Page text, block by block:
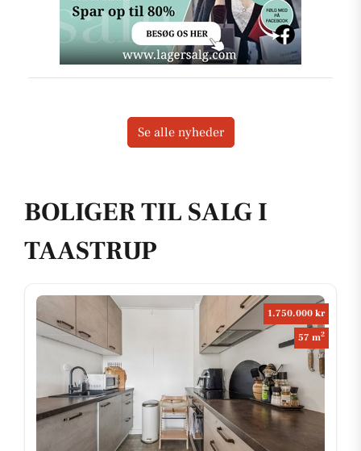
Se alle nyheder
BOLIGER TIL SALG I
TAASTRUP
1.750.000 kr
57 m2